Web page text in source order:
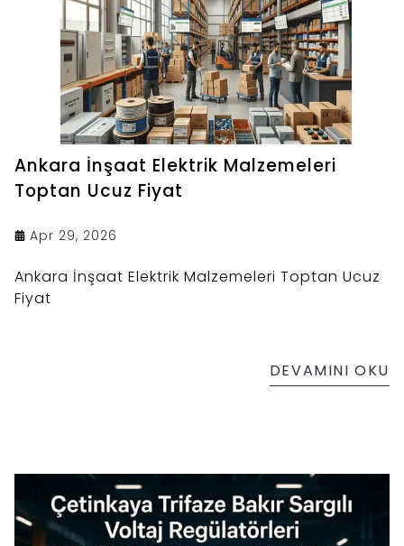
Ankara İnşaat Elektrik Malzemeleri
Toptan Ucuz Fiyat
Apr 29, 2026
Ankara İnşaat Elektrik Malzemeleri Toptan Ucuz
Fiyat
DEVAMINI OKU